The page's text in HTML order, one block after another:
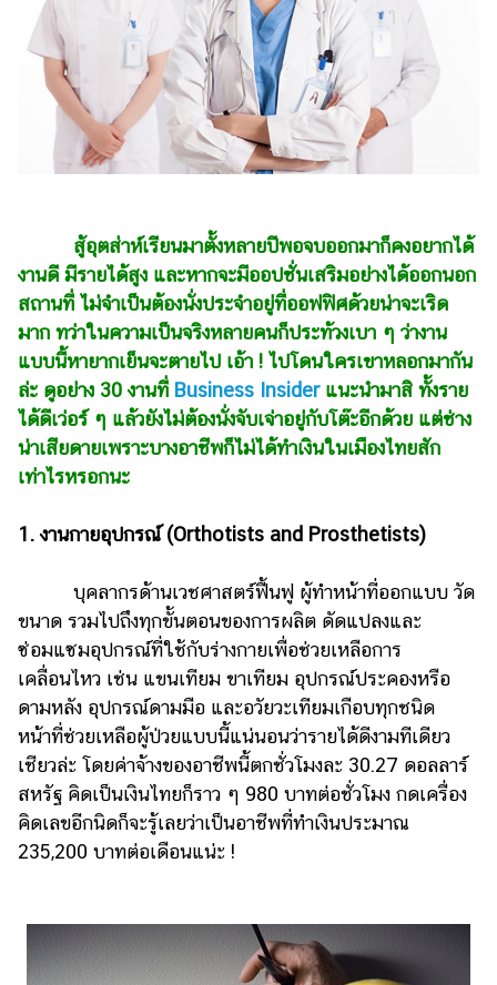
บันเทิง
เกาหลี
ไลฟ์
ไตล์
ดูด
หญิง
ผู้ชาย
สุขภาพ
ท่อง
เที่ยว
สูตร
อาหาร
รถยนต์
บ้าน
และ
การ
ตกแต่ง
มือ
ถือ
ราคา
ราคา
น้ำมัน
สู้อุตส่าห์เรียนมาตั้งหลายปีพอจบออกมาก็คงอยากได้
งานดี มีรายได้สูง และหากจะมีออปชั่นเสริมอย่างได้ออกนอก
สถานที่ ไม่จำเป็นต้องนั่งประจำอยู่ที่ออฟฟิศด้วยน่าจะเริด
มาก ทว่าในความเป็นจริงหลายคนก็ประท้วงเบา ๆ ว่างาน
แบบนี้หายากเย็นจะตายไป เอ้า ! ไปโดนใครเขาหลอกมากัน
ล่ะ ดูอย่าง 30 งานที่ Business Insiderแนะนำมาสิ ทั้งราย
ได้ดีเว่อร์ ๆ แล้วยังไม่ต้องนั่งจับเจ่าอยู่กับโต๊ะอีกด้วย แต่ช่าง
น่าเสียดายเพราะบางอาชีพก็ไม่ได้ทำเงินในเมืองไทยสัก
เท่าไรหรอกนะ
1. งานกายอุปกรณ์ (Orthotists and Prosthetists)
บุคลากรด้านเวชศาสตร์ฟื้นฟู ผู้ทำหน้าที่ออกแบบ วัด
ขนาด รวมไปถึงทุกขั้นตอนของการผลิต ดัดแปลงและ
ซ่อมแซมอุปกรณ์ที่ใช้กับร่างกายเพื่อช่วยเหลือการ
เคลื่อนไหว เช่น แขนเทียม ขาเทียม อุปกรณ์ประคองหรือ
ดามหลัง อุปกรณ์ดามมือ และอวัยวะเทียมเกือบทุกชนิด
หน้าที่ช่วยเหลือผู้ป่วยแบบนี้แน่นอนว่ารายได้ดีงามทีเดียว
เชียวล่ะ โดยค่าจ้างของอาชีพนี้ตกชั่วโมงละ 30.27 ดอลลาร์
สหรัฐ คิดเป็นเงินไทยก็ราว ๆ 980 บาทต่อชั่วโมง กดเครื่อง
คิดเลขอีกนิดก็จะรู้เลยว่าเป็นอาชีพที่ทำเงินประมาณ​
235,200 บาทต่อเดือนแน่ะ !